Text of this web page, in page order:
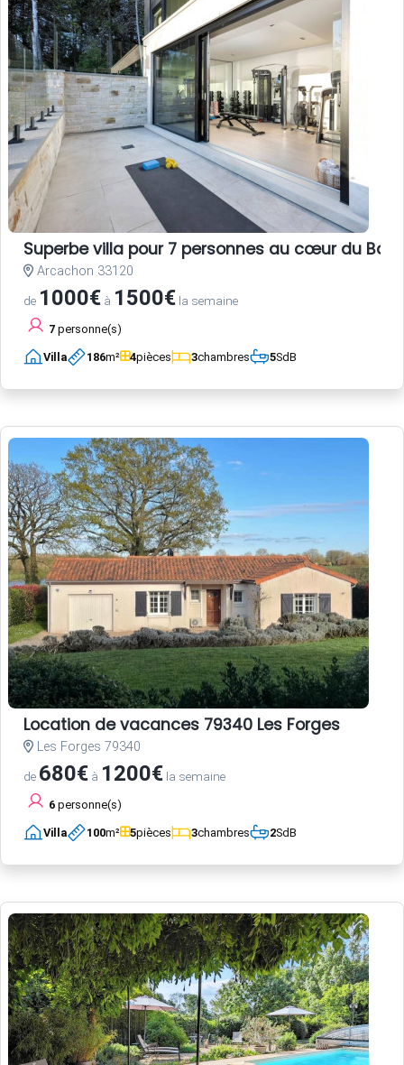
Superbe villa pour 7 personnes au cœur du
Arcachon 33120
de 1000€ à 1500€ la semaine
7 personne(s)
Villa 186m² 4pièces 3chambres 5SdB
Location de vacances 79340 Les Forges
Les Forges 79340
de 680€ à 1200€ la semaine
6 personne(s)
Villa 100m² 5pièces 3chambres 2SdB